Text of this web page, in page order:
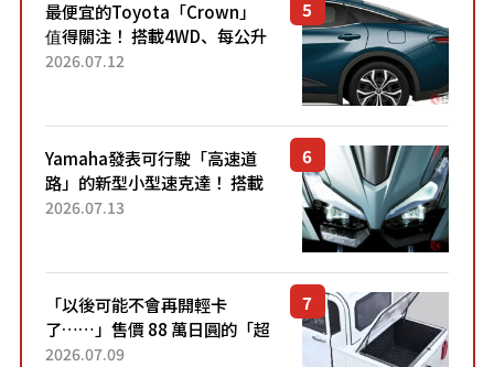
最便宜的Toyota「Crown」
值得關注！ 搭載4WD、每公升
22.4公里低油耗表現超亮眼！
2026.07.12
Yamaha發表可行駛「高速道
路」的新型小型速克達！ 搭載
能享受超強勁「渦輪感」的動
2026.07.13
「以後可能不會再開輕卡
了……」售價 88 萬日圓的「超
迷你輕型貨車」引發兩極評
2026.07.09